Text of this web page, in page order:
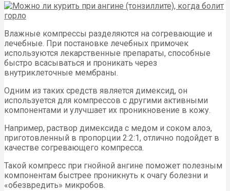
Влажные компрессы разделяются на согревающие и
лечебные. При постановке лечебных примочек
используются лекарственные препараты, способные
быстро всасываться и проникать через
внутриклеточные мембраны.
Одним из таких средств является димексид, он
используется для компрессов с другими активными
компонентами и улучшает их проникновение в кожу.
Например, раствор димексида с медом и соком алоэ,
приготовленный в пропорции 2:2:1, отлично подойдет в
качестве согревающего компресса.
Такой компресс при гнойной ангине поможет полезным
компонентам быстрее проникнуть к очагу болезни и
«обезвредить» микробов.